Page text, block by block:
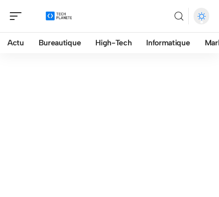
Actu Bureautique High-Tech Informatique